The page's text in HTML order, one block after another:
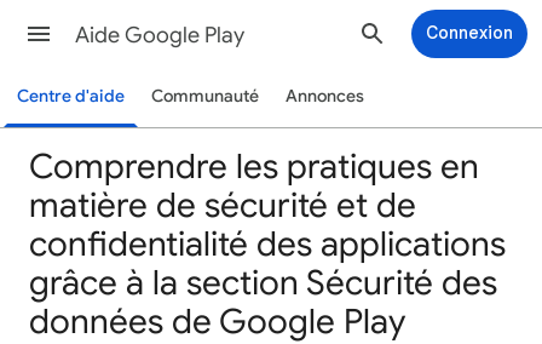
Aide Google Play Connexion
Centre d'aide Communauté Annonces
Comprendre les pratiques en
matière de sécurité et de
confidentialité des applications
grâce à la section Sécurité des
données de Google Play